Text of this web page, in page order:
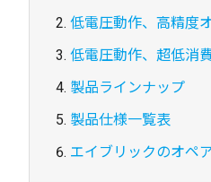
低電圧動作、高精度
低電圧動作、超低消
製品ラインナップ
製品仕様一覧表
エイブリックのオペ